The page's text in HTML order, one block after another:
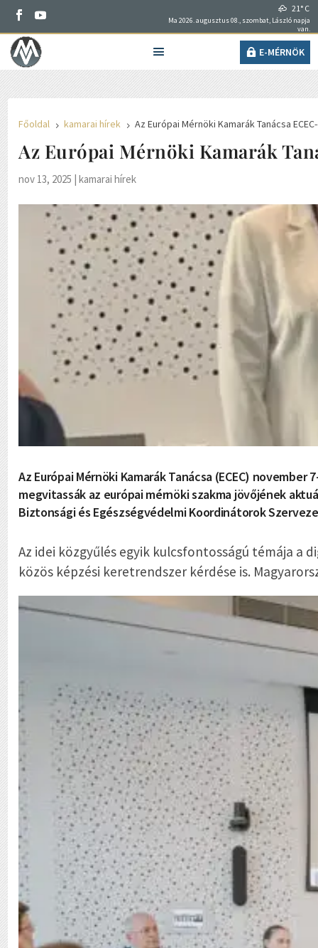
21° C
Ma 2026. augusztus 08., szombat, László napja
van.
E-MÉRNÖK
Főoldal 5 kamarai hírek 5 Az Európai Mérnöki Kamarák Tanácsa
Az Európai Mérnöki Kamarák
nov 13, 2025 |kamarai hírek
Az Európai Mérnöki Kamarák Tanácsa (ECEC)
megvitassák az európai mérnöki szakma jövőjének
Biztonsági és Egészségvédelmi Koordinátorok
Az idei közgyűlés egyik kulcsfontosságú témája a
közös képzési keretrendszer kérdése is.